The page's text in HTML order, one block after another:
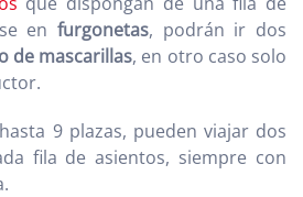
en furgonetas, podrán ir dos
de mascarillas, en otro caso solo
9 plazas, pueden viajar dos
fila de asientos, siempre con